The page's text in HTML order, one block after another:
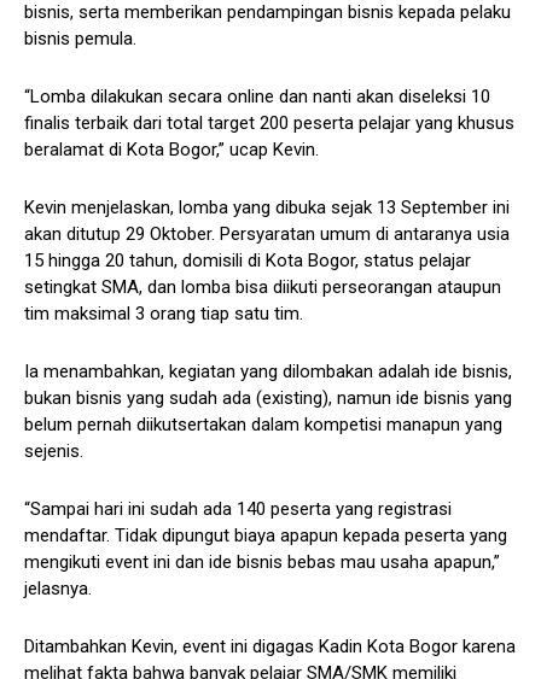
bisnis, serta memberikan pendampingan bisnis kepada pelaku
bisnis pemula.
“Lomba dilakukan secara online dan nanti akan diseleksi 10
finalis terbaik dari total target 200 peserta pelajar yang khusus
beralamat di Kota Bogor,” ucap Kevin.
Kevin menjelaskan, lomba yang dibuka sejak 13 September ini
akan ditutup 29 Oktober. Persyaratan umum di antaranya usia
15 hingga 20 tahun, domisili di Kota Bogor, status pelajar
setingkat SMA, dan lomba bisa diikuti perseorangan ataupun
tim maksimal 3 orang tiap satu tim.
Ia menambahkan, kegiatan yang dilombakan adalah ide bisnis,
bukan bisnis yang sudah ada (existing), namun ide bisnis yang
belum pernah diikutsertakan dalam kompetisi manapun yang
sejenis.
“Sampai hari ini sudah ada 140 peserta yang registrasi
mendaftar. Tidak dipungut biaya apapun kepada peserta yang
mengikuti event ini dan ide bisnis bebas mau usaha apapun,”
jelasnya.
Ditambahkan Kevin, event ini digagas Kadin Kota Bogor karena
melihat fakta bahwa banyak pelajar SMA/SMK memiliki